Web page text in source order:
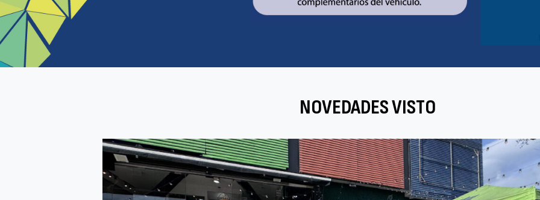
NOVEDADES VISTO